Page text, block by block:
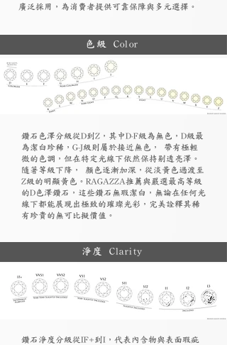
廣泛採用，為消費者提供可靠保障與多元選擇。
色級 Color
鑽石色澤分級從D到Z，其中D-F級為無色，D級最
為潔白珍稀，G-J級則屬於接近無色， 帶有極輕
微的色調，但在特定光線下依然保持剔透亮澤。
隨著等級下降， 顏色逐漸加深，從淡黃色過渡至
Z級的明顯黃色。RAGAZZA推薦與嚴選最高等級
的D色澤鑽石，這些鑽石無瑕潔白，無論在任何光
線下都能展現出極致的璀璨光彩，完美詮釋其稀
有珍貴的無可比擬價值。
淨度 Clarity
鑽石淨度分級從IF+到I，代表內含物與表面瑕疵